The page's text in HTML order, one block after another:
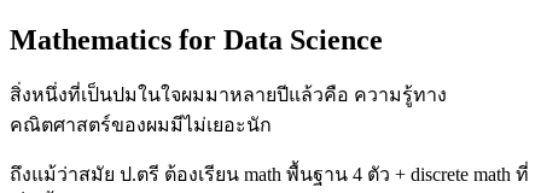
Mathematics for Data Science
สิ่งหนึ่งที่เป็นปมในใจผมมาหลายปีแล้วคือ ความรู้ทาง
คณิตศาสตร์ของผมมีไม่เยอะนัก
ถึงแม้ว่าสมัย ป.ตรี ต้องเรียน math พื้นฐาน 4 ตัว + discrete math ที่